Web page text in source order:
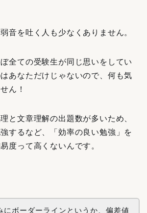
音を吐く人も少なくありません。
全ての受験生が同じ思いをしてい
あなただけじゃないので、何も気
ん！
と文章理解の出題数が多いため、
するなど、「効率の良い勉強」を
度って高くないんです。
にボーダーラインというか、偏差値